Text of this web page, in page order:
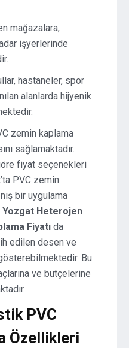
mağazalara,
işyerlerinde
hastaneler, spor
alanlarda hijyenik
zemin kaplama
sağlamaktadır.
fiyat seçenekleri
PVC zemin
bir uygulama
Yozgat Heterojen
Fiyatı da
edilen desen ve
Bu
ve bütçelerine
PVC
Özellikleri